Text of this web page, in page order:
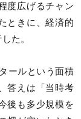
度広げるチャン
ときに、経済的
た。
ールという面積
答えは「当時考
後も多少規模を